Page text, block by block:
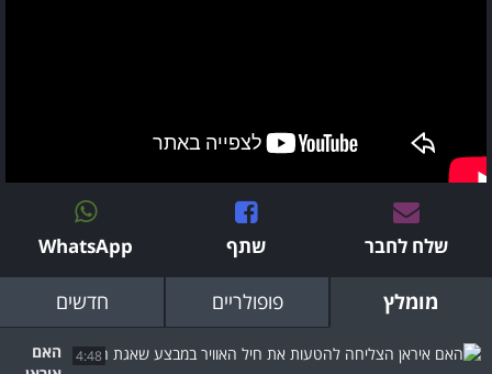
שלח לחבר שתף WhatsApp
מומלץ פופולריים חדשים
4:48
האם